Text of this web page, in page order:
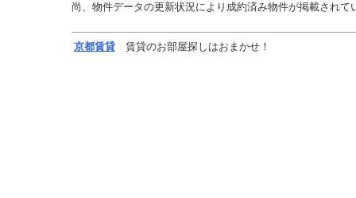
尚、物件データの更新状況により成約済み物件が掲載され
京都賃貸 賃貸のお部屋探しはおまかせ！